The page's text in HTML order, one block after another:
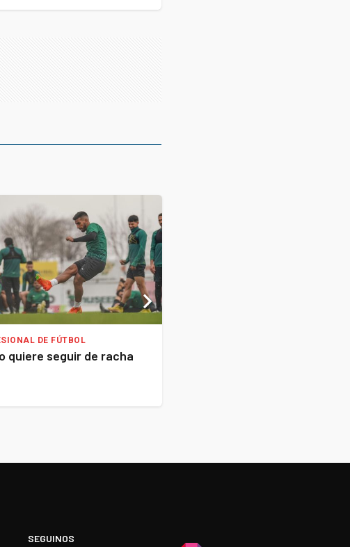
DE FÚTBOL
quiere seguir de racha
SEGUINOS